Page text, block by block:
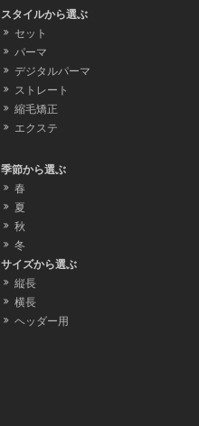
スタイルから選ぶ
セット
パーマ
デジタルパーマ
ストレート
縮毛矯正
エクステ
季節から選ぶ
春
夏
秋
冬
サイズから選ぶ
縦長
横長
ヘッダー用